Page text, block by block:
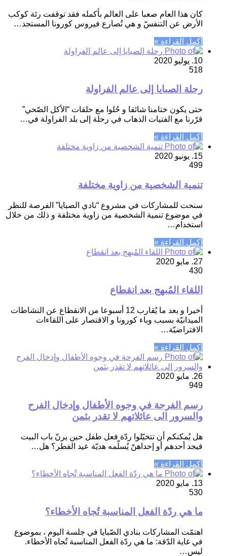
كان هذا العام صعبا على العالم بأكمله فقد توقفت رئة كوكب
الأرض عن التنفسّ و هي تُصارع فيروس كورونا المستجد…
أكمل القراءة »
10. يوليو 2020
518
رحلة الصبايا إلى عالم الفراولة
حتى يكون ختامنا شائقا و حُلوا مع حلقات “الأكل الصّحي”
قرّرنا مع الفتيات الذهاب في رحلة إلى بلد الفراولة في…
أكمل القراءة »
15. يونيو 2020
499
تنمية الشخصية من زاوية مختلفة
سنحت للمشاركات في مشروع “نادي الصبايا” الفرصة للنظر
في موضوع تنمية الشخصية من زاوية مختلفة و ذلك من خلال
استخدام…
أكمل القراءة »
27. مايو 2020
430
اللقاء المُبهج بعد انقطاع
أخيرا و بعد ما يُقارب 12 أسبوعا من الانقطاع عن النشاطات
الميدانيّة بسبب وباء كورونا و الاقتصار على اللقاءات
الافتراضيّة…
أكمل القراءة »
26. مايو 2020
949
رسم الفرحة في وجوه الأطفال وإدخال الفرح
والسرور الى عائلاتهم لا تقدر بثمن
هل يُمكنكم أن تتخيّلوا ردّة فعل طفل حين يرنّ باب البيت
فيجد أحدهم أو إحداهنّ يُسلّمه هديّة عيد الفطر؟ هل…
أكمل القراءة »
13. مايو 2020
530
ما هي ردّة الفعل المناسبة تُجاه الأخطاء؟
اهتمّت المشاركات بنادي الصّبايا في جلسة اليوم ، بموضوع
في غاية الدّقة: ما هي ردّة الفعل المناسبة تُجاه الأخطاء.
ليس…